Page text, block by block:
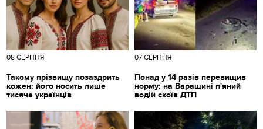
08 СЕРПНЯ
Такому прізвищу позаздрить
кожен: його носить лише
тисяча українців
07 СЕРПНЯ
Понад у 14 разів перевищив
норму: на Варащині п'яний
водій скоїв ДТП